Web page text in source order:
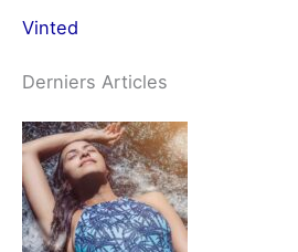
Vinted
Derniers Articles